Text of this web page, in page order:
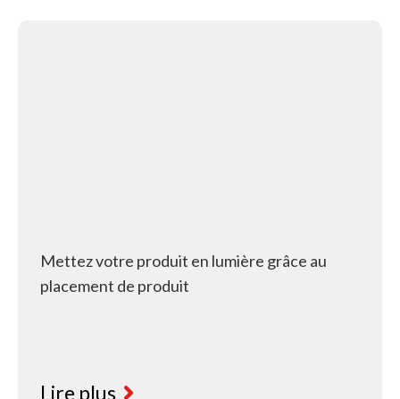
Mettez votre produit en lumière grâce au
placement de produit
Lire plus